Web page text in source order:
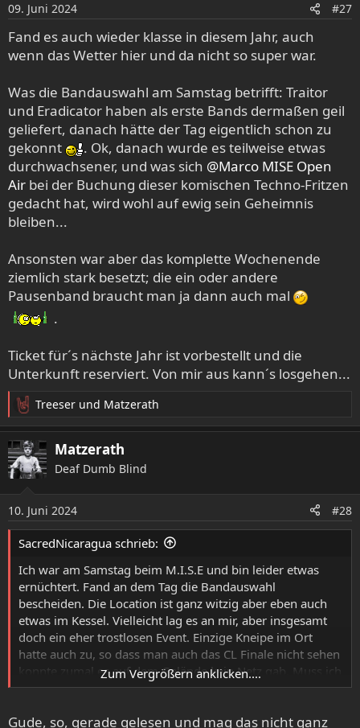
n
e
n
:
09. Juni 2024 #27
Fand es auch wieder klasse in diesem Jahr, auch
wenn das Wetter hier und da nicht so super war.
Was die Bandauswahl am Samstag betrifft: Traitor
und Eradicator haben als erste Bands dermaßen geil
geliefert, danach hätte der Tag eigentlich schon zu
gekonnt
. Ok, danach wurde es teilweise etwas
durchwachsener, und was sich @Marco MISE Open
Air bei der Buchung dieser komischen Techno-Fritzen
gedacht hat, wird wohl auf ewig sein Geheimnis
bleiben...
Ansonsten war aber das komplette Wochenende
ziemlich stark besetzt; die ein oder andere
Pausenband braucht man ja dann auch mal
.
Ticket für´s nächste Jahr ist vorbestellt und die
Unterkunft reserviert. Von mir aus kann´s losgehen...
R
e
a
k
t
n
e
n
Treeser und Matzerath
Matzerath
Deaf Dumb Blind
10. Juni 2024 #28
SacredNicaragua schrieb:
Ich war am Samstag beim M.I.S.E und bin leider etwas
ernüchtert. Fand an dem Tag die Bandauswahl
bescheiden. Die Location ist ganz witzig aber eben auch
etwas im Kessel. Vielleicht lag es an mir, aber insgesamt
doch ein eher trostlosen Event. Einzige Kneipe im Ort
hatte auch zu, so dass man auch das CL Finale nicht sehen
konnte zumal es auf dem Gelände kein Netz gab. Muss ich
nicht mehr haben.
Zum Vergrößern anklicken....
Gude, so, gerade gelesen und mag das nicht ganz